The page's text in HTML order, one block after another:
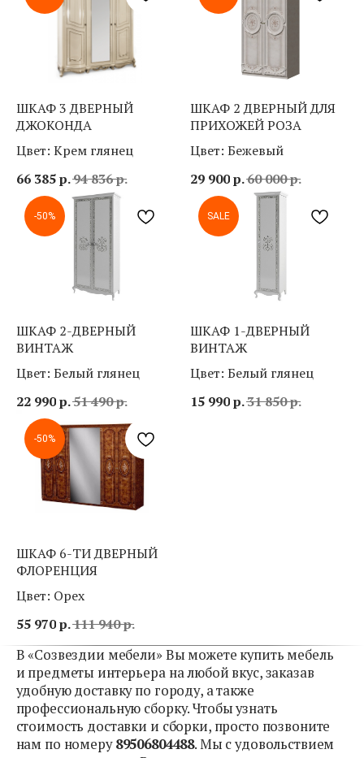
ШКАФ 3 ДВЕРНЫЙ
ДЖОКОНДА
Цвет: Крем глянец
66 385р.94 836р.
ШКАФ 2 ДВЕРНЫЙ ДЛЯ
ПРИХОЖЕЙ РОЗА
Цвет: Бежевый
29 900р.60 000р.
-50%
ШКАФ 2-ДВЕРНЫЙ
ВИНТАЖ
Цвет: Белый глянец
22 990р.51 490р.
SALE
ШКАФ 1-ДВЕРНЫЙ
ВИНТАЖ
Цвет: Белый глянец
15 990р.31 850р.
-50%
ШКАФ 6-ТИ ДВЕРНЫЙ
ФЛОРЕНЦИЯ
Цвет: Орех
55 970р.111 940р.
и предметы интерьера на любой вкус, заказав
удобную доставку по городу, а также
профессиональную сборку. Чтобы узнать
стоимость доставки и сборки, просто позвоните
нам по номеру 89506804488 . Мы с удовольствием
проконсультируем Вас и ответим на все вопросы.